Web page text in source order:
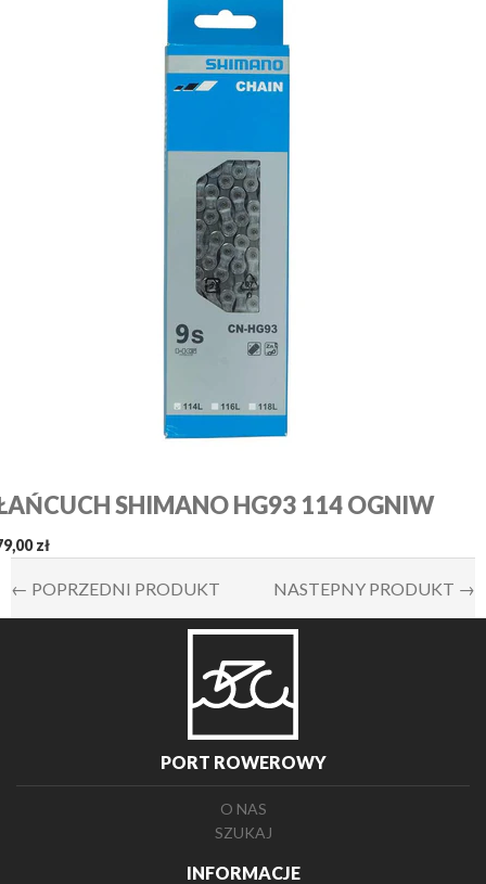
SHIMANO HG93 114 OGNIW
zł
← POPRZEDNI PRODUKT NASTEPNY PRODUKT →
PORT ROWEROWY
O NAS
SZUKAJ
INFORMACJE